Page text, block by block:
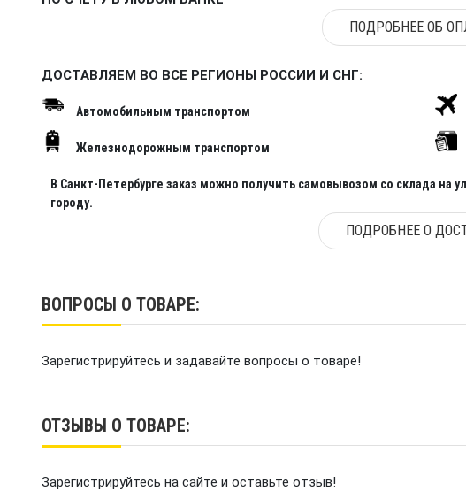
ПОДРОБНЕЕ ОБ
ДОСТАВЛЯЕМ ВО ВСЕ РЕГИОНЫ РОССИИ И СНГ:
Автомобильным транспортом
Железнодорожным транспортом
В Санкт-Петербурге заказ можно получить самовывозом со склада на
городу.
ПОДРОБНЕЕ О
ВОПРОСЫ О ТОВАРЕ:
Зарегистрируйтесь и задавайте вопросы о товаре!
ОТЗЫВЫ О ТОВАРЕ:
Зарегистрируйтесь на сайте и оставьте отзыв!